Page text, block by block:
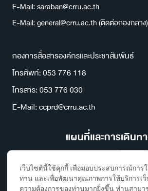
E-Mail: saraban@crru.ac.th
E-Mail: general@crru.ac.th (ติดต่อกองกลาง)
กองการสื่อสารองค์กรและประชาสัมพันธ์
โทรศัพท์: 053 776 118
โทรสาร: 053 776 030
E-Mail: ccprd@crru.ac.th
แผนที่และการเดินท
เว็บไซต์นี้ใช้คุกกี้ เพื่อมอบประสบการณ์การ
ท่าน และเพื่อพัฒนาคุณภาพการให้บริการเ
ความต้องการของท่านมากยิ่งขึ้น ท่านสามา